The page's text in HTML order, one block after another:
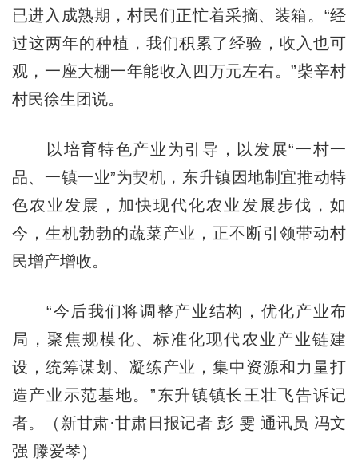
已进入成熟期，村民们正忙着采摘、装箱。“经
过这两年的种植，我们积累了经验，收入也可
观，一座大棚一年能收入四万元左右。”柴辛村
村民徐生团说。
以培育特色产业为引导，以发展“一村一
品、一镇一业”为契机，东升镇因地制宜推动特
色农业发展，加快现代化农业发展步伐，如
今，生机勃勃的蔬菜产业，正不断引领带动村
民增产增收。
“今后我们将调整产业结构，优化产业布
局，聚焦规模化、标准化现代农业产业链建
设，统筹谋划、凝练产业，集中资源和力量打
造产业示范基地。”东升镇镇长王壮飞告诉记
者。（新甘肃·甘肃日报记者 彭 雯 通讯员 冯文
强 滕爱琴）